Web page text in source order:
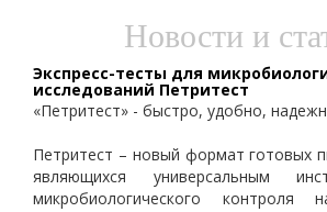
Новости и
Экспресс-тесты для
исследований Петритест
«Петритест» - быстро, удобно,
Петритест – новый формат готовых
являющихся универсальным
микробиологического контроля